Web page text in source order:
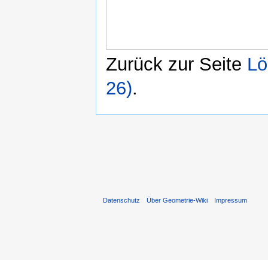
Zurück zur Seite
26).
Datenschutz Über Geometrie-Wiki Impressum